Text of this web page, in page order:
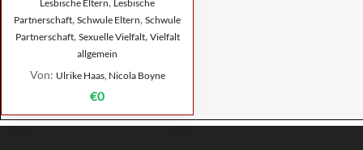
Lesbische Eltern Lesbische
Partnerschaft, Schwule Eltern, Schwule
Partnerschaft, Sexuelle Vielfalt, Vielfalt
allgemein
Von: Ulrike Haas, Nicola Boyne
€0